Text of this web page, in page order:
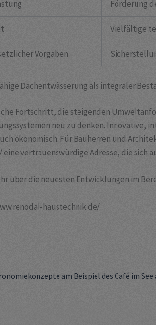
Förderung
Vielfältige
Vorgaben
Dachentwässerung als integraler
Fortschritt, die steigenden
neu zu denken. Innovative,
ökonomisch. Für Bauherren und
eine vertrauenswürdige Adresse, die sich
über die neuesten Entwicklungen im
haustechnik.de/